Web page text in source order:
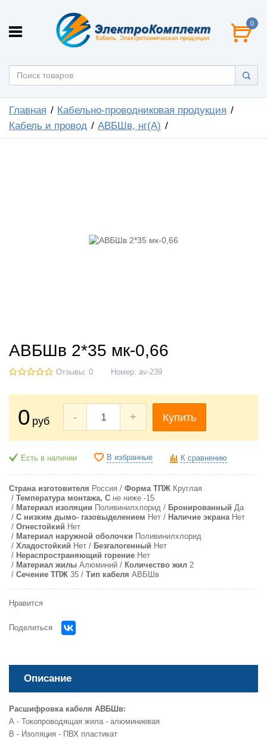
0
Главная
Кабельно-проводниковая продукция
Кабель и провод
АВБШв, нг(А)
АВБШв 2*35 мк-0,66
Отзывы: 0 Номер: av-239
0 руб - + Купить
Есть в наличии В избранные К сравнению
Страна изготовителя Россия Форма ТПЖ Круглая
Температура монтажа, С не ниже -15
Материал изоляции
Поливинилхлорид Бронированный Да
С низким дымо- газовыделением Нет Наличие экрана Нет
Огнестойкий Нет
Материал наружной оболочки
Поливинилхлорид
Хладостойкий Нет Безгалогенный Нет
Нераспространяющий горение Нет
Материал жилы Алюминий Количество жил 2
Сечение ТПЖ 35 Тип кабеля АВБШв
Нравится
Поделиться
Описание
Расшифровка кабеля АВБШв:
А - Токопроводящая жила - алюминиевая
В - Изоляция - ПВХ пластикат